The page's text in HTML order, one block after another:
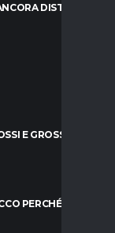
DISTANZA
E GROSSO: VI
PERCHÉ